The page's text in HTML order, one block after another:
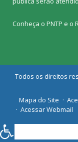
Conheça o PNTP e o
Todos os direitos
Mapa do Site
Acessar Webmail